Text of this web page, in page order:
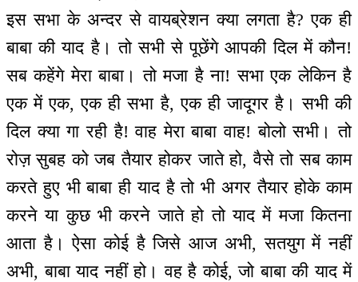
इस सभा के अन्दर से वायब्रेशन क्या लगता है? एक ही
बाबा की याद है। तो सभी से पूछेंगे आपकी दिल में कौन!
सब कहेंगे मेरा बाबा। तो मजा है ना! सभा एक लेकिन है
एक में एक, एक ही सभा है, एक ही जादूगर है। सभी की
दिल क्या गा रही है! वाह मेरा बाबा वाह! बोलो सभी। तो
रोज़ सुबह को जब तैयार होकर जाते हो, वैसे तो सब काम
करते हुए भी बाबा ही याद है तो भी अगर तैयार होके काम
करने या कुछ भी करने जाते हो तो याद में मजा कितना
आता है। ऐसा कोई है जिसे आज अभी, सतयुग में नहीं
अभी, बाबा याद नहीं हो। वह है कोई, जो बाबा की याद में